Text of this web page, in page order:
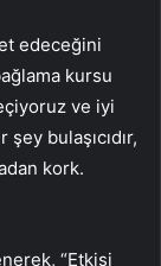
edeceğini
kursu
ve iyi
bulaşıcıdır,
kork.
“Etkisi